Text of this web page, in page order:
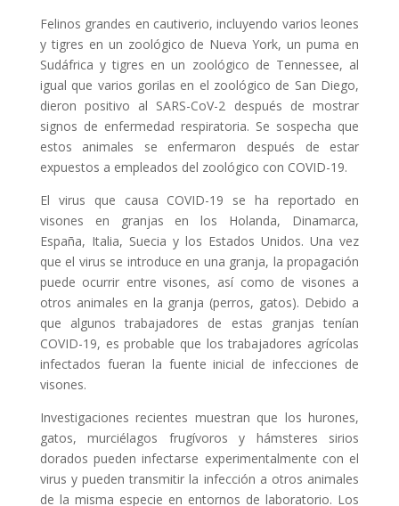
Felinos grandes en cautiverio, incluyendo varios leones
y tigres en un zoológico de Nueva York, un puma en
Sudáfrica y tigres en un zoológico de Tennessee, al
igual que varios gorilas en el zoológico de San Diego,
dieron positivo al SARS-CoV-2 después de mostrar
signos de enfermedad respiratoria. Se sospecha que
estos animales se enfermaron después de estar
expuestos a empleados del zoológico con COVID-19.
El virus que causa COVID-19 se ha reportado en
visones en granjas en los Holanda, Dinamarca,
España, Italia, Suecia y los Estados Unidos. Una vez
que el virus se introduce en una granja, la propagación
puede ocurrir entre visones, así como de visones a
otros animales en la granja (perros, gatos). Debido a
que algunos trabajadores de estas granjas tenían
COVID-19, es probable que los trabajadores agrícolas
infectados fueran la fuente inicial de infecciones de
visones.
Investigaciones recientes muestran que los hurones,
gatos, murciélagos frugívoros y hámsteres sirios
dorados pueden infectarse experimentalmente con el
virus y pueden transmitir la infección a otros animales
de la misma especie en entornos de laboratorio. Los